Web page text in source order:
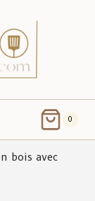
0
bois avec